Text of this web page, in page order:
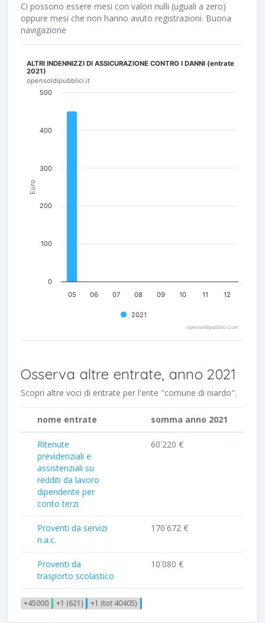
Ci possono essere mesi con valori nulli (uguali a zero)
oppure mesi che non hanno avuto registrazioni. Buona
navigazione
Euro
ALTRI INDENNIZZI DI ASSICURAZIONE CONTRO I DANNI (entrate
2021)
opensoldipubblici.it
2021
05 10
06 07 08 09 11 12
0
100
200
300
400
500
opensoldipubblici.com
Osserva altre entrate, anno 2021
Scopri altre voci di entrate per l'ente "comune di niardo".
nome entrate somma anno 2021
Ritenute
previdenziali e
assistenziali su
redditi da lavoro
dipendente per
conto terzi
60˙220 €
Proventi da servizi
n.a.c.
170˙672 €
Proventi da
trasporto scolastico
10˙080 €
+45000 +1 (621) +1 (tot 40405)